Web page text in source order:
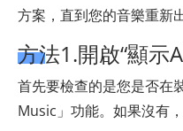
方案，直到您的音樂重新出
方法1.開啟“顯示
首先要檢查的是您是否在
Music」功能。如果沒有